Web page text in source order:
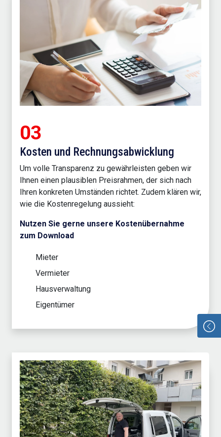
03
Kosten und Rechnungsabwicklung
Um volle Transparenz zu gewährleisten geben wir
Ihnen einen plausiblen Preisrahmen, der sich nach
Ihren konkreten Umständen richtet. Zudem klären wir,
wie die Kostenregelung aussieht:
Nutzen Sie gerne unsere Kostenübernahme
zum Download
Mieter
Vermieter
Hausverwaltung
Eigentümer